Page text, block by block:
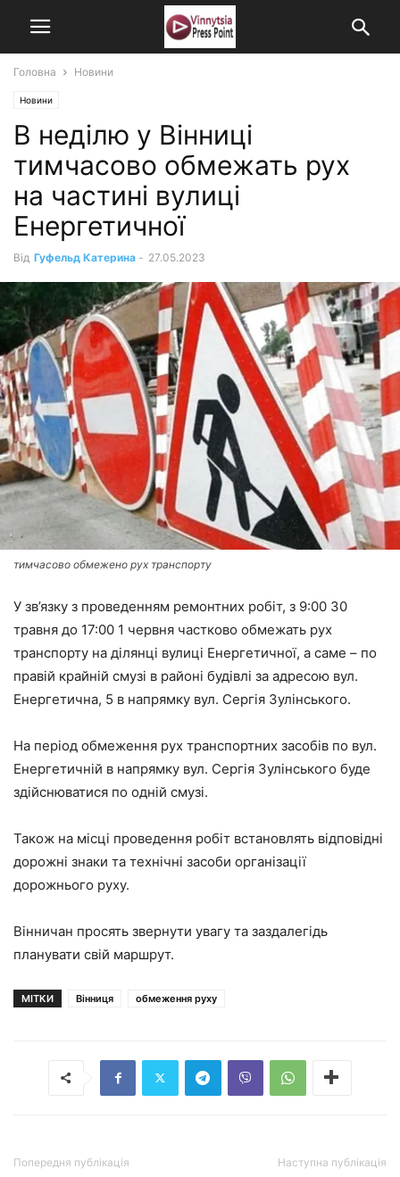
Головна Новини
Новини
В неділю у Вінниці
тимчасово обмежать рух
на частині вулиці
Енергетичної
Від Гуфельд Катерина - 27.05.2023
тимчасово обмежено рух транспорту
У зв’язку з проведенням ремонтних робіт, з 9:00 30
травня до 17:00 1 червня частково обмежать рух
транспорту на ділянці вулиці Енергетичної, а саме – по
правій крайній смузі в районі будівлі за адресою вул.
Енергетична, 5 в напрямку вул. Сергія Зулінського.
На період обмеження рух транспортних засобів по вул.
Енергетичній в напрямку вул. Сергія Зулінського буде
здійснюватися по одній смузі.
Також на місці проведення робіт встановлять відповідні
дорожні знаки та технічні засоби організації
дорожнього руху.
Вінничан просять звернути увагу та заздалегідь
планувати свій маршрут.
МІТКИ Вінниця обмеження руху
Попередня публікація Наступна публікація